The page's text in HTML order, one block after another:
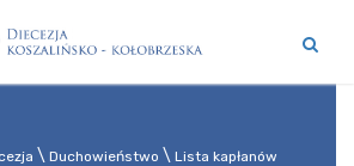
Duchowieństwo Lista kapłanów